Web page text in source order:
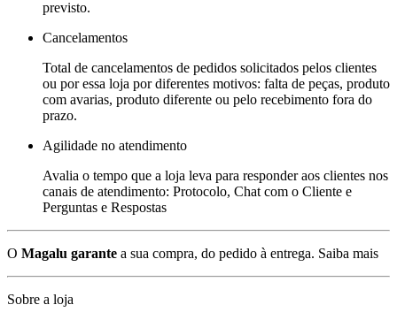
previsto.
Cancelamentos
Total de cancelamentos de pedidos solicitados pelos clientes
ou por essa loja por diferentes motivos: falta de peças, produto
com avarias, produto diferente ou pelo recebimento fora do
prazo.
Agilidade no atendimento
Avalia o tempo que a loja leva para responder aos clientes nos
canais de atendimento: Protocolo, Chat com o Cliente e
Perguntas e Respostas
O Magalu garante a sua compra, do pedido à entrega. Saiba mais
Sobre a loja